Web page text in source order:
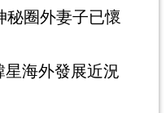
圈外妻子已懷
海外發展近況